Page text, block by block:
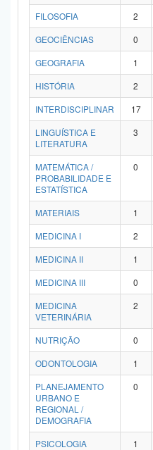
FILOSOFIA
2
GEOCIÊNCIAS
0
GEOGRAFIA
1
HISTÓRIA
2
INTERDISCIPLINAR
17
LINGUÍSTICA E
LITERATURA
3
MATEMÁTICA /
PROBABILIDADE E
ESTATÍSTICA
0
MATERIAIS 1
MEDICINA I
2
MEDICINA II
1
MEDICINA III
0
MEDICINA
VETERINÁRIA
2
NUTRIÇÃO 0
ODONTOLOGIA
1
PLANEJAMENTO
URBANO E
REGIONAL /
DEMOGRAFIA
0
PSICOLOGIA 1